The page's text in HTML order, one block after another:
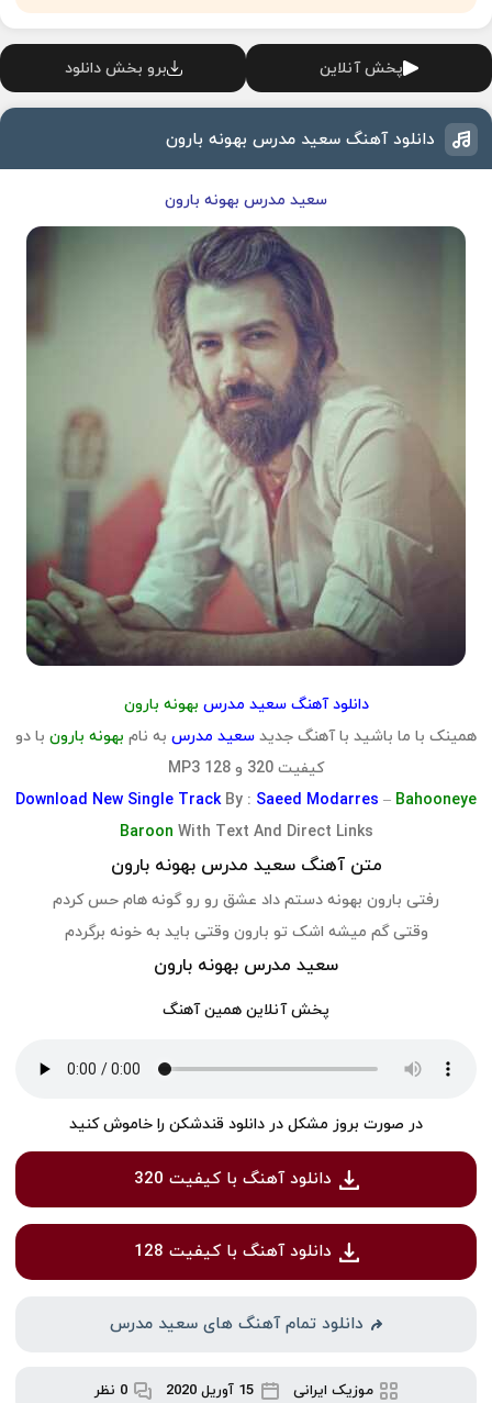
پخش آنلاین برو بخش دانلود
دانلود آهنگ سعید مدرس بهونه بارون
سعید مدرس بهونه بارون
دانلود آهنگ سعید مدرس بهونه بارون
همینک با ما باشید با آهنگ جدید سعید مدرس به نام بهونه بارون با دو
کیفیت 320 و 128 MP3
Download New Single Track By : Saeed Modarres – Bahooneye
Baroon With Text And Direct Links
متن آهنگ سعید مدرس بهونه بارون
رفتی بارون بهونه دستم داد عشق رو رو گونه هام حس کردم
وقتی گم میشه اشک تو بارون وقتی باید به خونه برگردم
سعید مدرس بهونه بارون
پخش آنلاین همین آهنگ
در صورت بروز مشکل در دانلود قندشکن را خاموش کنید
دانلود آهنگ با کیفیت 320
دانلود آهنگ با کیفیت 128
دانلود تمام آهنگ های سعید مدرس
موزیک ایرانی 15 آوریل 2020 0 نظر